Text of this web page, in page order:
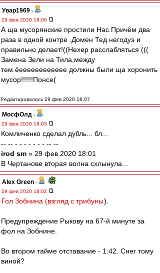
Увар1969 -
29 фев 2020 18:06
А ща мусорянские простили Нас.Причём два
раза в одной контре .Домен Тед негодуэ и
правильно делает!((Нехер расслабляться (((
Замена Зели на Тила,между
тем.ёееееееееееее должны были ща хоронить
мусор!!!!!!Понсе(
Редактировалось 29 фев 2020 18:07
МосфОлд -
29 фев 2020 18:03
Комличенко сделал дубль... бл...
-- -- - - - - - - - -- --
irod sm » 29 фев 2020 18:01
В Чертанове вторая волна схлынула...
Alex Green -
29 фев 2020 18:02
Гол Зобнина (взгляд с трибуны).
Предупреждение Рыкову на 67-й минуте за
фол на Зобнине.
Во втором тайме отставание - 1:42. Снег тому
виной?